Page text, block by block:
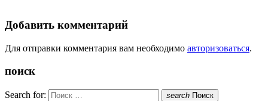
Добавить комментарий
Для отправки комментария вам необходимо авторизоваться.
поиск
Search for: search Поиск